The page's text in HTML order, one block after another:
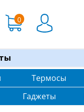
0
Термосы
Гаджеты